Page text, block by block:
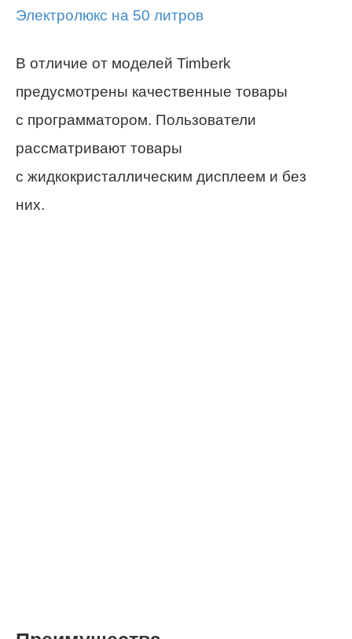
В отличие от моделей Timberk
предусмотрены качественные товары
с программатором. Пользователи
рассматривают товары
с жидкокристаллическим дисплеем и без
них.